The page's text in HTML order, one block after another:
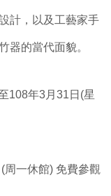
計，以及工藝家手
器的當代面貌。
108年3月31日(星
一休館) 免費參觀